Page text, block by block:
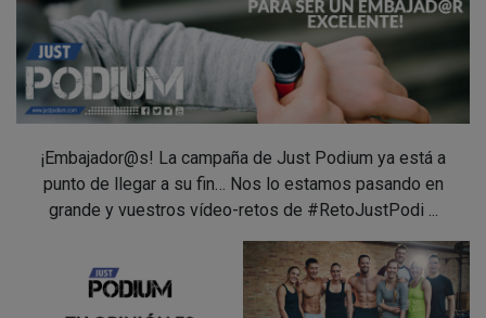
¡Embajador@s! La campaña de Just Podium ya está a
punto de llegar a su fin… Nos lo estamos pasando en
grande y vuestros vídeo-retos de #RetoJustPodi ...